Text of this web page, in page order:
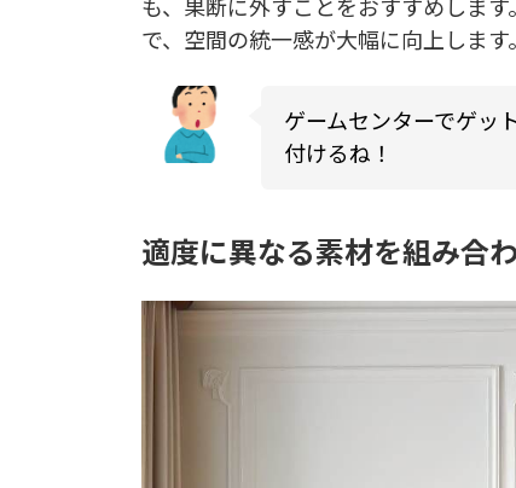
も、果断に外すことをおすすめしま
で、空間の統一感が大幅に向上します。
ゲームセンターでゲッ
付けるね！
適度に異なる素材を組み合